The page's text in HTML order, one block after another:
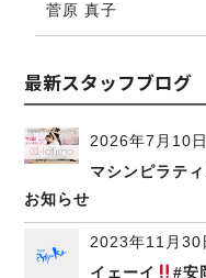
菅原 真子
最新スタッフブログ
2026年7月10日
マシンピラテ
お知らせ
2023年11月30
イェーイ
#安